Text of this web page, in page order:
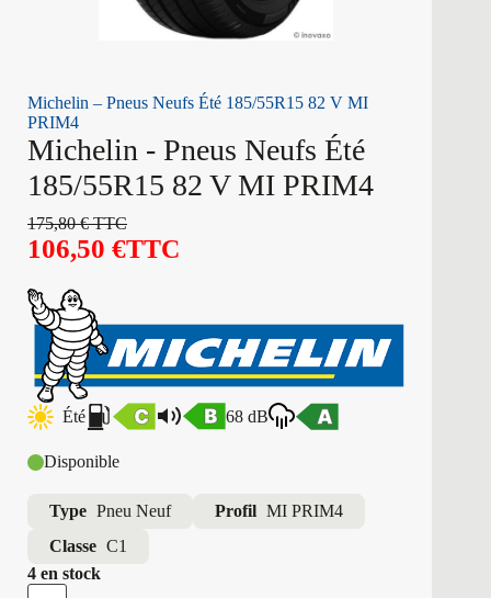
Michelin – Pneus Neufs Été 185/55R15 82 V MI
PRIM4
Michelin - Pneus Neufs Été
185/55R15 82 V MI PRIM4
175,80€TTC
106,50 €TTC
Été 68 dB
Disponible
Type Pneu Neuf Profil MI PRIM4
Classe C1
4 en stock
quantité